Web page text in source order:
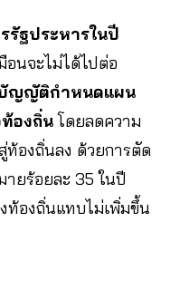
รัฐประหารในปี
อนจะไม่ได้ไปต่อ
บัญญัติกำหนดแผน
องถิ่นโดยลดความ
ท้องถิ่นลง ด้วยการตัด
ายร้อยละ 35 ในปี
ท้องถิ่นแทบไม่เพิ่มขึ้น